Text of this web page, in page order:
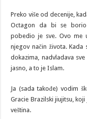
Preko više od decenije,
Octagon da bi se borio
pobedio je sve. Ovo me
njegov način života.
dokazima, nadvladava
jasno, a to je Islam.
Ja (sada takođe) vodim
Gracie Brazilski jiujitsu,
veština.